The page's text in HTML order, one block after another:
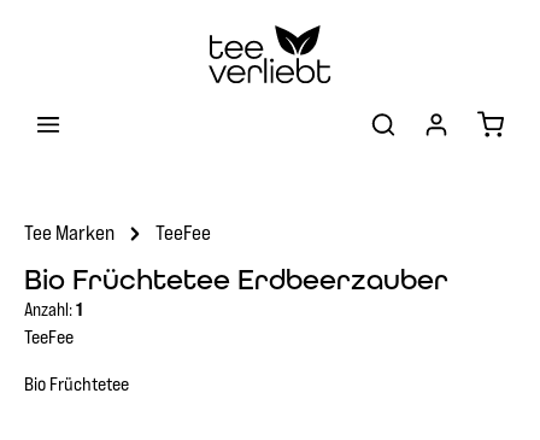
Tee Marken TeeFee
Bio Früchtetee Erdbeerzauber
Anzahl:1
TeeFee
Bio Früchtetee